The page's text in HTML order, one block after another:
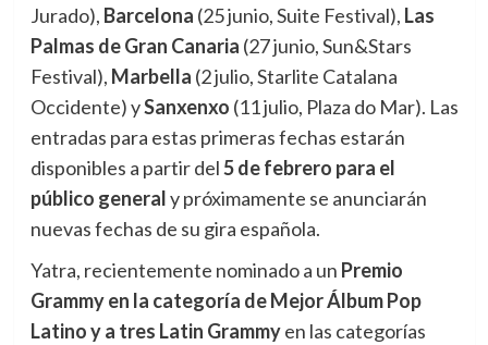
Jurado), Barcelona (25 junio, Suite Festival), Las
Palmas de Gran Canaria (27 junio, Sun&Stars
Festival), Marbella (2 julio, Starlite Catalana
Occidente) ySanxenxo (11 julio, Plaza do Mar). Las
entradas para estas primeras fechas estarán
disponibles a partir del5 de febrero para el
público generaly próximamente se anunciarán
nuevas fechas de su gira española.
Yatra, recientemente nominado a un Premio
Grammy en la categoría de Mejor Álbum Pop
Latino y a tres Latin Grammyen las categorías